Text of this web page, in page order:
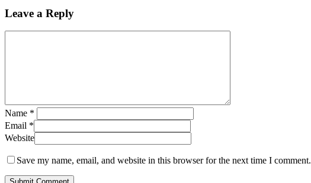
Leave a Reply
Name *
Email *
Website
Save my name, email, and website in this browser for the next time I comment.